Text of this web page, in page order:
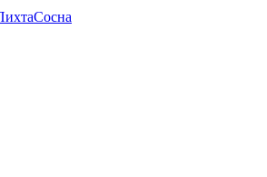
Сосна